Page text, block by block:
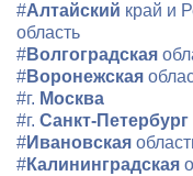
#Алтайский край и
область
#Волгоградская
#Воронежская
#г. Москва
#г. Санкт-Петербург
#Ивановская
#Калининградская